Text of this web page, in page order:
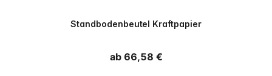
Standbodenbeutel Kraftpapier
Normaler Preis
ab 66,58 €